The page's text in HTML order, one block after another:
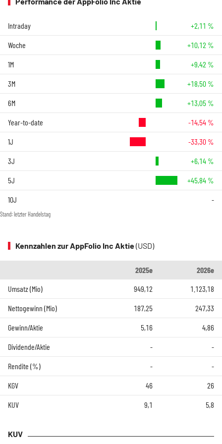
Intraday +2,11 %
Woche +10,12 %
1M +9,42 %
3M +18,50 %
6M +13,05 %
Year-to-date -14,54 %
1J -33,30 %
3J +6,14 %
5J +45,84 %
10J -
Stand: letzter Handelstag
Kennzahlen zur AppFolio Inc Aktie(USD)
2025e
2026e
Umsatz (Mio)
949,12 1.123,18
Nettogewinn (Mio) 187,25 247,33
Gewinn/Aktie 5,16 4,86
Dividende/Aktie - -
Rendite (%) - -
KGV 46 26
KUV 9,1 5,8
KUV